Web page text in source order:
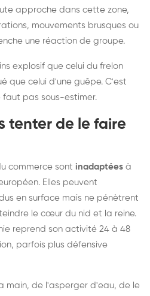
approche dans cette zone,
mouvements brusques ou
une réaction de groupe.
explosif que celui du frelon
que celui d'une guêpe. C'est
faut pas sous-estimer.
tenter de le faire
commerce sont inadaptées à
Elles peuvent
en surface mais ne pénètrent
le cœur du nid et la reine.
reprend son activité 24 à 48
parfois plus défensive
main, de l'asperger d'eau, de le